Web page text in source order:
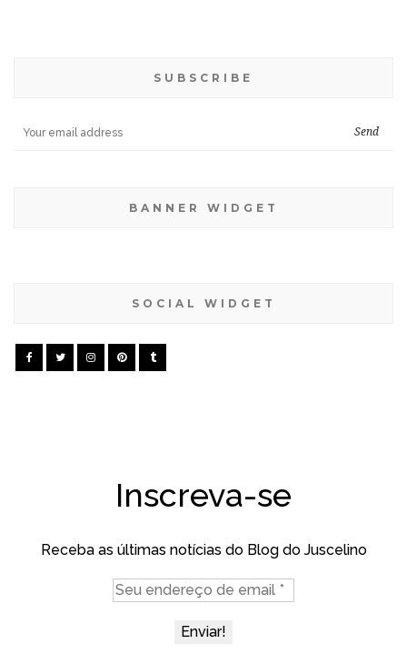
SUBSCRIBE
BANNER WIDGET
SOCIAL WIDGET
Inscreva-se
Receba as últimas notícias do Blog do Juscelino